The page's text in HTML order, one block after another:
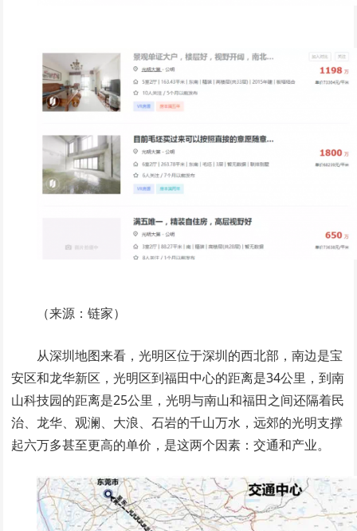
（来源：链家）
从深圳地图来看，光明区位于深圳的西北部，南边是宝
安区和龙华新区，光明区到福田中心的距离是34公里，到南
山科技园的距离是25公里，光明与南山和福田之间还隔着民
治、龙华、观澜、大浪、石岩的千山万水，远郊的光明支撑
起六万多甚至更高的单价，是这两个因素：交通和产业。